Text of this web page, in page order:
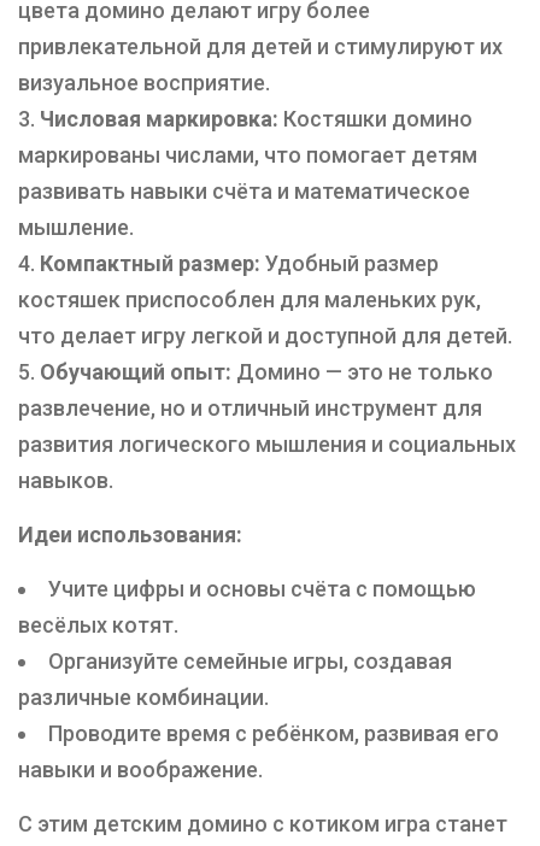
цвета домино делают игру более
привлекательной для детей и стимулируют их
визуальное восприятие.
Числовая маркировка: Костяшки домино
маркированы числами, что помогает детям
развивать навыки счёта и математическое
мышление.
Компактный размер: Удобный размер
костяшек приспособлен для маленьких рук,
что делает игру легкой и доступной для детей.
Обучающий опыт: Домино — это не только
развлечение, но и отличный инструмент для
развития логического мышления и социальных
навыков.
Идеи использования:
Учите цифры и основы счёта с помощью
весёлых котят.
Организуйте семейные игры, создавая
различные комбинации.
Проводите время с ребёнком, развивая его
навыки и воображение.
С этим детским домино с котиком игра станет